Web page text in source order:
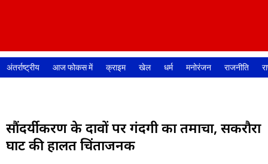
अंतर्राष्ट्रीय आज फोकस में क्राइम खेल धर्म मनोरंजन राजनीति
सौंदर्यीकरण के दावों पर गंदगी का तमाचा, सकरौरा
घाट की हालत चिंताजनक